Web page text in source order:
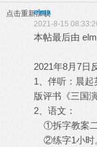
点击重新加载
elma
2021-8-15
本帖最后由
2021年8月7日
1、伴听：晨
版评书《三国演
2、语文：
①拆字教案二
②练字1小时